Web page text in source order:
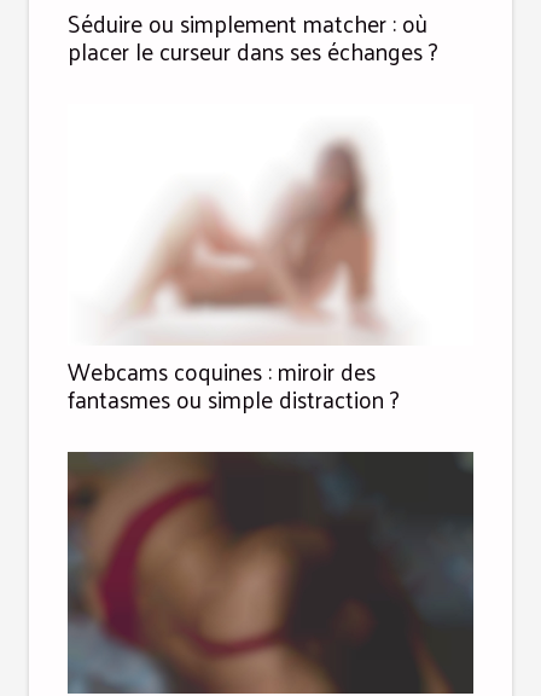
Séduire ou simplement matcher : où
placer le curseur dans ses échanges ?
Webcams coquines : miroir des
fantasmes ou simple distraction ?